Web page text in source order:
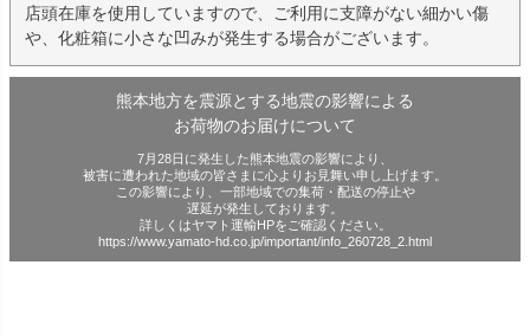
店頭在庫を使用していますので、ご利用に支障がない細かい傷
や、化粧箱に小さな凹みが発生する場合がございます。
熊本地方を震源とする地震の影響による
お荷物のお届けについて
7月28日に発生した熊本地震の影響により、
被害に遭われた地域の皆さまに心よりお見舞い申し上げます。
この影響により、一部地域での集荷・配送の停止や
遅延が発生しております。
詳しくはヤマト運輸HPをご確認ください。
https://www.yamato-hd.co.jp/important/info_260728_2.html